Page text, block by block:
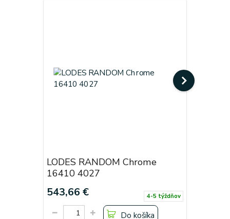
LODES RANDOM Chrome
16410 4027
543,66 € 4-5 týždňov
Do košíka